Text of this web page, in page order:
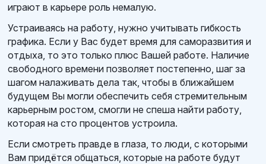
играют в карьере роль немалую.
Устраиваясь на работу, нужно учитывать гибкость
графика. Если у Вас будет время для саморазвития и
отдыха, то это только плюс Вашей работе. Наличие
свободного времени позволяет постепенно, шаг за
шагом налаживать дела так, чтобы в ближайшем
будущем Вы могли обеспечить себя стремительным
карьерным ростом, смогли не спеша найти работу,
которая на сто процентов устроила.
Если смотреть правде в глаза, то люди, с которыми
Вам придётся общаться, которые на работе будут